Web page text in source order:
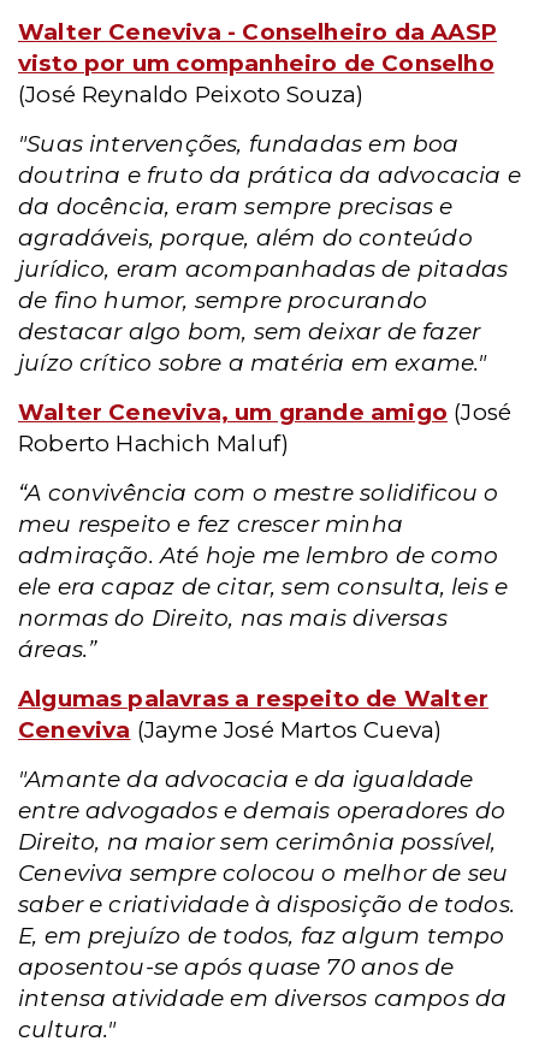
Walter Ceneviva - Conselheiro da AASP
visto por um companheiro de Conselho
(José Reynaldo Peixoto Souza)
"Suas intervenções, fundadas em boa
doutrina e fruto da prática da advocacia e
da docência, eram sempre precisas e
agradáveis, porque, além do conteúdo
jurídico, eram acompanhadas de pitadas
de fino humor, sempre procurando
destacar algo bom, sem deixar de fazer
juízo crítico sobre a matéria em exame."
Walter Ceneviva, um grande amigo (José
Roberto Hachich Maluf)
“A convivência com o mestre solidificou o
meu respeito e fez crescer minha
admiração. Até hoje me lembro de como
ele era capaz de citar, sem consulta, leis e
normas do Direito, nas mais diversas
áreas.”
Algumas palavras a respeito de Walter
Ceneviva (Jayme José Martos Cueva)
"Amante da advocacia e da igualdade
entre advogados e demais operadores do
Direito, na maior sem cerimônia possível,
Ceneviva sempre colocou o melhor de seu
saber e criatividade à disposição de todos.
E, em prejuízo de todos, faz algum tempo
aposentou-se após quase 70 anos de
intensa atividade em diversos campos da
cultura."